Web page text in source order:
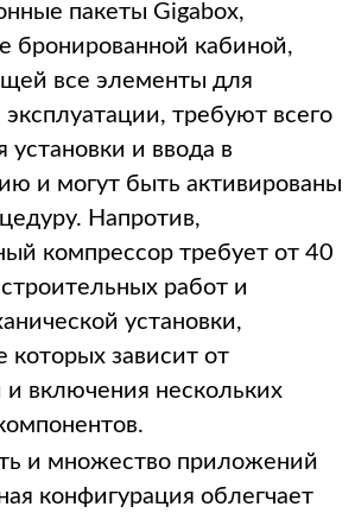
пакеты Gigabox,
бронированной кабиной,
все элементы для
эксплуатации, требуют всего
установки и ввода в
и могут быть активированы
Напротив,
компрессор требует от 40
работ и
установки,
которых зависит от
и включения нескольких
и множество приложений
конфигурация облегчает